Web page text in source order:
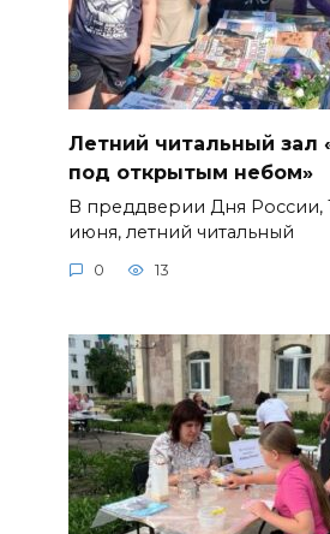
Летний читальный зал
под открытым небом»
В преддверии Дня России,
июня, летний читальный
0 13